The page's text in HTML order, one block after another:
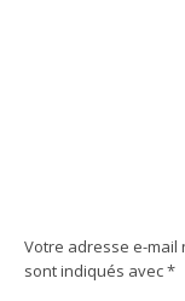
Votre adresse e-mail
sont indiqués avec*